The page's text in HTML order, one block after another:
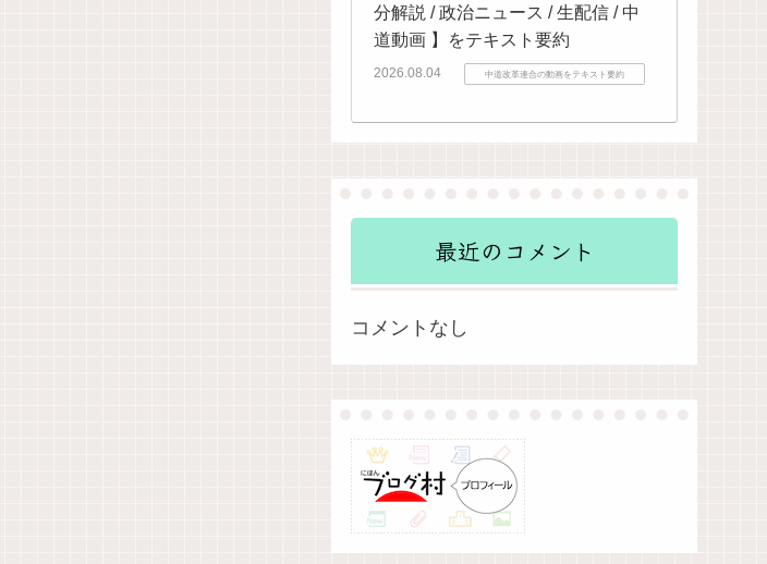
分解説 / 政治ニュース / 生配信 / 中
道動画 】をテキスト要約
2026.08.04 中道改革連合の動画をテキスト要約
最近のコメント
コメントなし